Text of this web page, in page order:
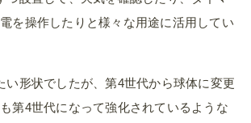
を操作したりと様々な用途に活用してい
い形状でしたが、第4世代から球体に変更
第4世代になって強化されているような